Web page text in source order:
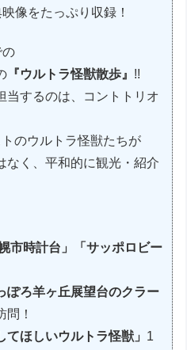
像をたっぷり収録！
の
『ウルトラ怪獣散歩』 !!
当するのは、コントトリオ
のウルトラ怪獣たちが
なく、平和的に観光・紹介
幌市時計台」「サッポロビー
ぽろ羊ヶ丘展望台のクラー
問！
てほしいウルトラ怪獣」 1